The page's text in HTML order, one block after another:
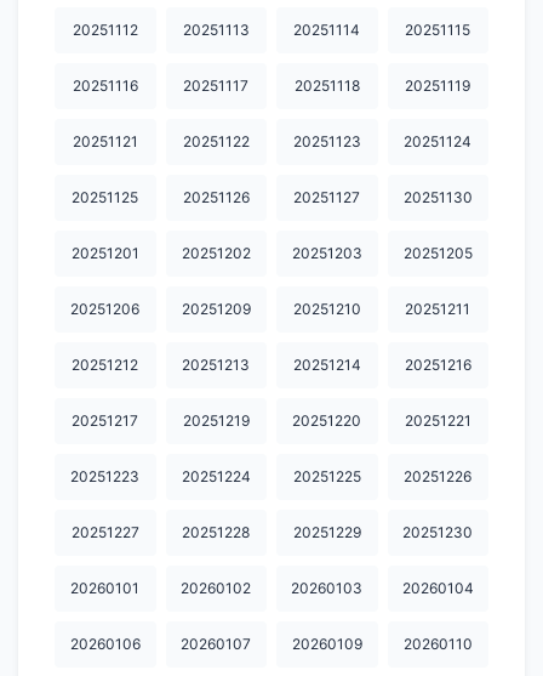
20251112 20251113 20251114 20251115
20251116 20251117 20251118 20251119
20251121 20251122 20251123 20251124
20251125 20251126 20251127 20251130
20251201 20251202 20251203 20251205
20251206 20251209 20251210 20251211
20251212 20251213 20251214 20251216
20251217 20251219 20251220 20251221
20251223 20251224 20251225 20251226
20251227 20251228 20251229 20251230
20260101 20260102 20260103 20260104
20260106 20260107 20260109 20260110